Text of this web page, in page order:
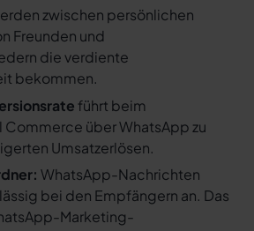
zwischen persönlichen
Freunden und
die verdiente
bekommen.
führt beim
Commerce über WhatsApp zu
Umsatzerlösen.
WhatsApp-Nachrichten
bei den Empfängern an. Das
Marketing-